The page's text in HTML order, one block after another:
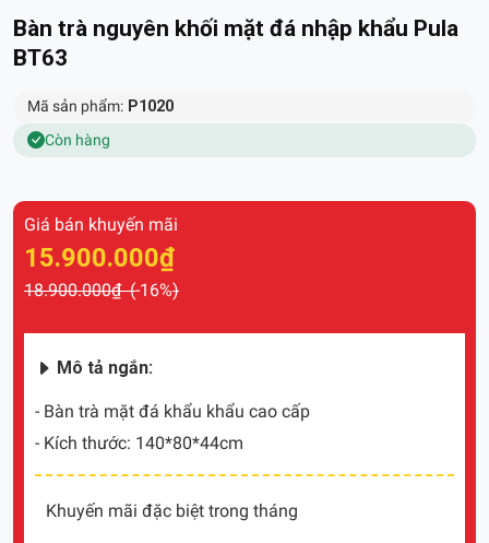
Bàn trà nguyên khối mặt đá nhập khẩu Pula
BT63
Mã sản phẩm:P1020
Còn hàng
Giá bán khuyến mãi
15.900.000₫
18.900.000₫ (-16%)
Mô tả ngắn:
- Bàn trà mặt đá khẩu khẩu cao cấp
- Kích thước: 140*80*44cm
Khuyến mãi đặc biệt trong tháng